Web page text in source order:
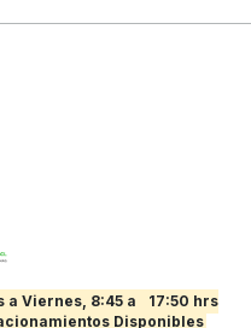
a Viernes, 8:45 a
17:50 hrs
Disponibles